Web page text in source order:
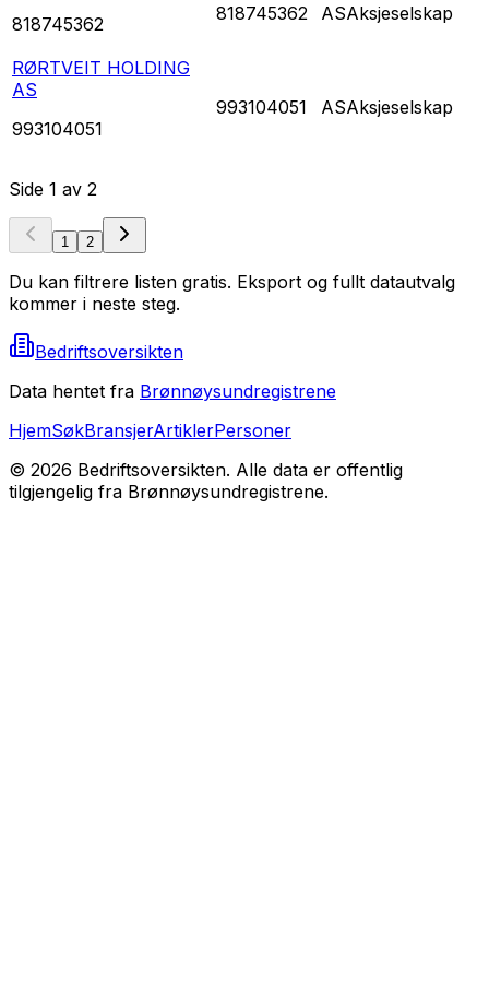
818745362
818745362 ASAksjeselskap
RØRTVEIT HOLDING
AS
993104051
993104051 ASAksjeselskap
Side 1 av 2
1 2
Du kan filtrere listen gratis. Eksport og fullt datautvalg
kommer i neste steg.
Bedriftsoversikten
Data hentet fra Brønnøysundregistrene
HjemSøkBransjerArtiklerPersoner
© 2026 Bedriftsoversikten. Alle data er offentlig
tilgjengelig fra Brønnøysundregistrene.